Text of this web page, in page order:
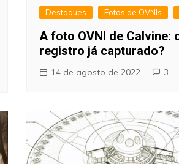
Destaques Fotos de OVNIs
A foto OVNI de Calvine:
registro já capturado?
14 de agosto de 2022 3